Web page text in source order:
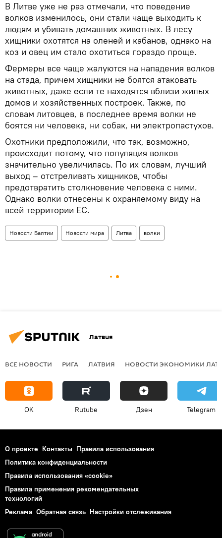
В Литве уже не раз отмечали, что поведение
волков изменилось, они стали чаще выходить к
людям и убивать домашних животных. В лесу
хищники охотятся на оленей и кабанов, однако на
коз и овец им стало охотиться гораздо проще.
Фермеры все чаще жалуются на нападения волков
на стада, причем хищники не боятся атаковать
животных, даже если те находятся вблизи жилых
домов и хозяйственных построек. Также, по
словам литовцев, в последнее время волки не
боятся ни человека, ни собак, ни электропастухов.
Охотники предположили, что так, возможно,
происходит потому, что популяция волков
значительно увеличилась. По их словам, лучший
выход – отстреливать хищников, чтобы
предотвратить столкновение человека с ними.
Однако волки отнесены к охраняемому виду на
всей территории ЕС.
Новости Балтии Новости мира Литва волки
Латвия
ВСЕ НОВОСТИ РИГА ЛАТВИЯ НОВОСТИ ЭКОНОМИКИ
OK Rutube Дзен Telegram
О проекте Контакты Правила использования
Политика конфиденциальности
Правила использования «cookie»
Правила применения рекомендательных
технологий
Реклама Обратная связь Настройки отслеживания